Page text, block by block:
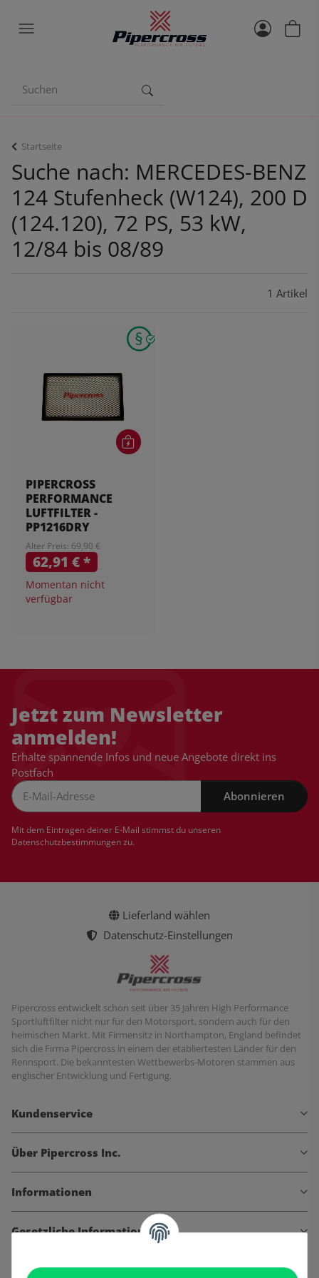
Startseite
Suche nach: MERCEDES-BENZ
124 Stufenheck (W124), 200 D
(124.120), 72 PS, 53 kW,
12/84 bis 08/89
1 Artikel
PIPERCROSS
PERFORMANCE
LUFTFILTER -
PP1216DRY
Alter Preis: 69,90 €
62,91 €*
Momentan nicht
verfügbar
Jetzt zum Newsletter
anmelden!
Erhalte spannende Infos und neue Angebote direkt ins
Postfach
Abonnieren
Mit dem Eintragen deiner E-Mail stimmst du unseren
Datenschutzbestimmungenzu.
Lieferland wählen
Datenschutz-Einstellungen
Pipercross entwickelt schon seit über 35 Jahren High Performance
Sportluftfilter nicht nur für den Motorsport, sondern auch für den
heimischen Markt. Mit Firmensitz in Northampton, England befindet
sich die Firma Pipercross in einem der etabliertesten Länder für den
Rennsport. Die bekanntesten Wettbewerbs-Motoren stammen aus
englischer Entwicklung und Fertigung.
Kundenservice
Über Pipercross Inc.
Informationen
Gesetzliche Informationen